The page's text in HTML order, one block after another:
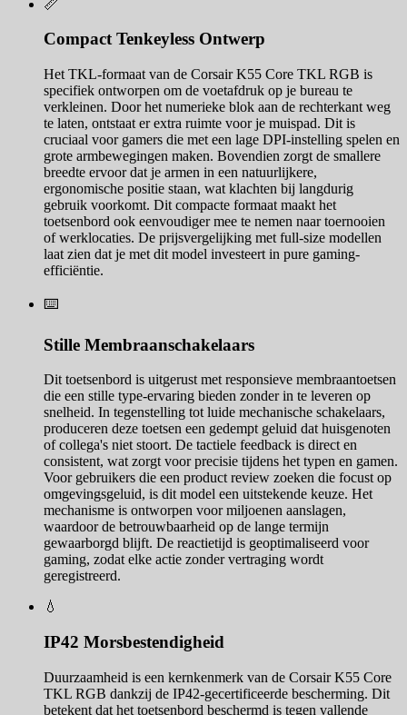
📏
Compact Tenkeyless Ontwerp
Het TKL-formaat van de Corsair K55 Core TKL RGB is
specifiek ontworpen om de voetafdruk op je bureau te
verkleinen. Door het numerieke blok aan de rechterkant weg
te laten, ontstaat er extra ruimte voor je muispad. Dit is
cruciaal voor gamers die met een lage DPI-instelling spelen en
grote armbewegingen maken. Bovendien zorgt de smallere
breedte ervoor dat je armen in een natuurlijkere,
ergonomische positie staan, wat klachten bij langdurig
gebruik voorkomt. Dit compacte formaat maakt het
toetsenbord ook eenvoudiger mee te nemen naar toernooien
of werklocaties. De prijsvergelijking met full-size modellen
laat zien dat je met dit model investeert in pure gaming-
efficiëntie.
⌨️
Stille Membraanschakelaars
Dit toetsenbord is uitgerust met responsieve membraantoetsen
die een stille type-ervaring bieden zonder in te leveren op
snelheid. In tegenstelling tot luide mechanische schakelaars,
produceren deze toetsen een gedempt geluid dat huisgenoten
of collega's niet stoort. De tactiele feedback is direct en
consistent, wat zorgt voor precisie tijdens het typen en gamen.
Voor gebruikers die een product review zoeken die focust op
omgevingsgeluid, is dit model een uitstekende keuze. Het
mechanisme is ontworpen voor miljoenen aanslagen,
waardoor de betrouwbaarheid op de lange termijn
gewaarborgd blijft. De reactietijd is geoptimaliseerd voor
gaming, zodat elke actie zonder vertraging wordt
geregistreerd.
💧
IP42 Morsbestendigheid
Duurzaamheid is een kernkenmerk van de Corsair K55 Core
TKL RGB dankzij de IP42-gecertificeerde bescherming. Dit
betekent dat het toetsenbord beschermd is tegen vallende